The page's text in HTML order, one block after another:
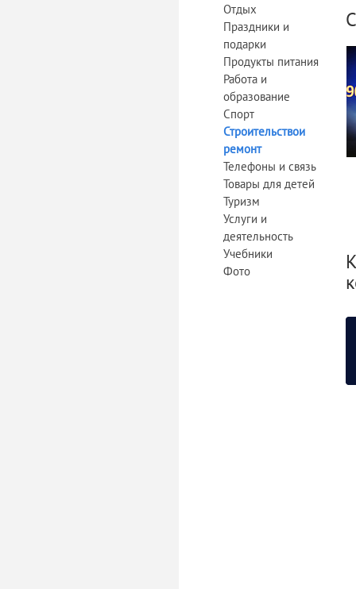
Отдых
Праздники и
подарки
Продукты питания
Работа и
образование
Спорт
Строительствои
ремонт
Телефоны и связь
Товары для детей
Туризм
Услуги и
деятельность
Учебники
Фото